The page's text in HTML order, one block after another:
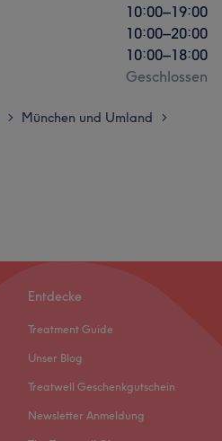
10:00–19:00
10:00–20:00
10:00–18:00
Geschlossen
> München und Umland >
Entdecke
Treatment Guide
Unser Blog
Treatwell Geschenkgutschein
Newsletter Anmeldung